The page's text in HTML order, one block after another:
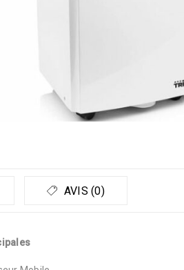
AVIS (0)